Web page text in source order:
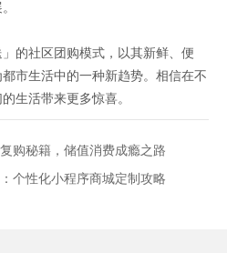
的社区团购模式，以其新鲜、便
市生活中的一种新趋势。相信在不
生活带来更多惊喜。
购秘籍，储值消费成瘾之路
个性化小程序商城定制攻略